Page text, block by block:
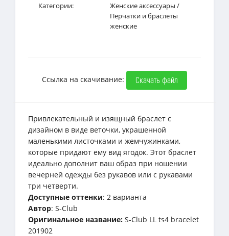
Категории: Женские аксессуары /
Перчатки и браслеты
женские
Ссылка на скачивание: Скачать файл
Привлекательный и изящный браслет с
дизайном в виде веточки, украшенной
маленькими листочками и жемчужинками,
которые придают ему вид ягодок. Этот браслет
идеально дополнит ваш образ при ношении
вечерней одежды без рукавов или с рукавами
три четверти.
Доступные оттенки: 2 варианта
Автор: S-Club
Оригинальное название: S-Club LL ts4 bracelet
201902